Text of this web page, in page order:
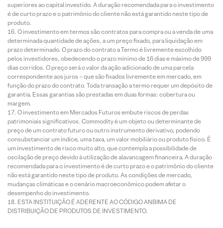
superiores ao capital investido. A duração recomendada para o investimento
é de curto prazo e o patrimônio do cliente não está garantido neste tipo de
produto.
O investimento em termos são contratos para compra ou a venda de uma
determinada quantidade de ações, a um preço fixado, para liquidação em
prazo determinado. O prazo do contrato a Termo é livremente escolhido
pelos investidores, obedecendo o prazo mínimo de 16 dias e máximo de 999
dias corridos. O preço será o valor da ação adicionado de uma parcela
correspondente aos juros – que são fixados livremente em mercado, em
função do prazo do contrato. Toda transação a termo requer um depósito de
garantia. Essas garantias são prestadas em duas formas: cobertura ou
margem.
O investimento em Mercados Futuros embute riscos de perdas
patrimoniais significativos. Commodity é um objeto ou determinante de
preço de um contrato futuro ou outro instrumento derivativo, podendo
consubstanciar um índice, uma taxa, um valor mobiliário ou produto físico. É
um investimento de risco muito alto, que contempla a possibilidade de
oscilação de preço devido à utilização de alavancagem financeira. A duração
recomendada para o investimento é de curto prazo e o patrimônio do cliente
não está garantido neste tipo de produto. As condições de mercado,
mudanças climáticas e o cenário macroeconômico podem afetar o
desempenho do investimento.
ESTA INSTITUIÇÃO É ADERENTE AO CÓDIGO ANBIMA DE
DISTRIBUIÇÃO DE PRODUTOS DE INVESTIMENTO.